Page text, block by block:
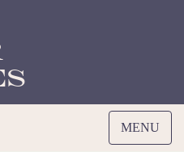
Toggle
navigation
MENU